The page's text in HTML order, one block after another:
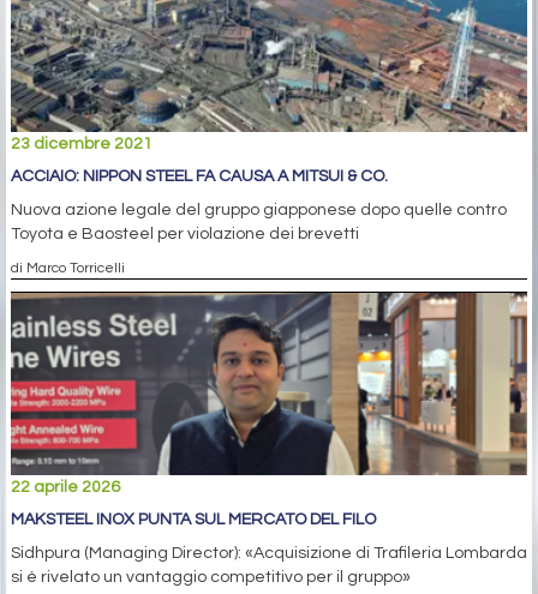
23 dicembre 2021
ACCIAIO: NIPPON STEEL FA CAUSA A MITSUI & CO.
Nuova azione legale del gruppo giapponese dopo quelle contro
Toyota e Baosteel per violazione dei brevetti
di Marco Torricelli
22 aprile 2026
MAKSTEEL INOX PUNTA SUL MERCATO DEL FILO
Sidhpura (Managing Director): «Acquisizione di Trafileria Lombarda
si è rivelato un vantaggio competitivo per il gruppo»